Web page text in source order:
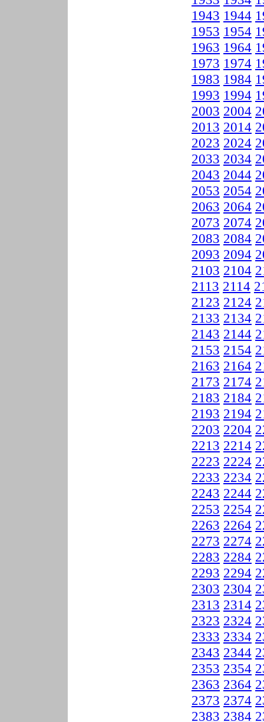
1943 1944
1953 1954
1963 1964
1973 1974
1983 1984
1993 1994
2003 2004
2013 2014
2023 2024
2033 2034
2043 2044
2053 2054
2063 2064
2073 2074
2083 2084
2093 2094
2103 2104
2113 2114
2123 2124
2133 2134
2143 2144
2153 2154
2163 2164
2173 2174
2183 2184
2193 2194
2203 2204
2213 2214
2223 2224
2233 2234
2243 2244
2253 2254
2263 2264
2273 2274
2283 2284
2293 2294
2303 2304
2313 2314
2323 2324
2333 2334
2343 2344
2353 2354
2363 2364
2373 2374
2383 2384